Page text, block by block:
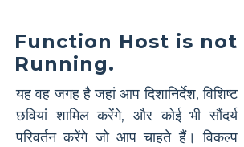
Function Host is not
Running.
यह वह जगह है जहां आप दिशानिर्देश, विशिष्ट
छवियां शामिल करेंगे, और कोई भी सौंदर्य
परिवर्तन करेंगे जो आप चाहते हैं। विकल्प